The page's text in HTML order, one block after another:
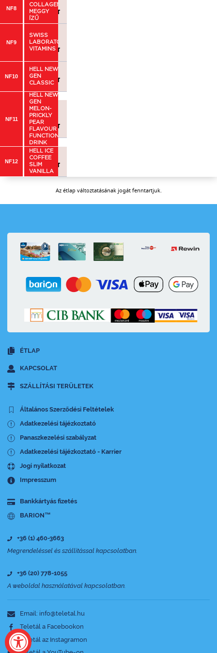
NF8
COLLAGEN
MEGGY
ÍZŰ
279 FT
NF9
SWISS
LABORATORY
VITAMINS
279 FT
NF10
HELL NEW
GEN
CLASSIC
és édesítőszerekkel
299 FT
NF11
HELL NEW
GEN
MELON-
PRICKLY
PEAR
FLAVOUR
FUNCTIONAL
DRINK
Pear Flavour
édesítőszerekkel
299 FT
NF12
HELL ICE
COFFEE
SLIM
VANILLA
édesítőszerekkel
399 FT
Az étlap változtatásának jogát fenntartjuk.
ÉTLAP
KAPCSOLAT
SZÁLLÍTÁSI TERÜLETEK
Általános Szerződési Feltételek
Adatkezelési tájézkoztató
Panaszkezelési szabályzat
Adatkezelési tájézkoztató - Karrier
Jogi nyilatkozat
Impresszum
Bankkártyás fizetés
BARION™
+36 (1) 460-3663
Megrendeléssel és szállítással kapcsolatban.
+36 (20) 778-1055
A weboldal használatával kapcsolatban.
Email: info@teletal.hu
Teletál a Facebookon
Teletál az Instagramon